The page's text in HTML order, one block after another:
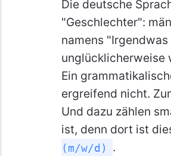
Die deutsche
"Geschlechter":
namens
unglücklicherweise
Ein
ergreifend nicht.
Und dazu zählen
ist, denn dort ist
(m/w/d)
.